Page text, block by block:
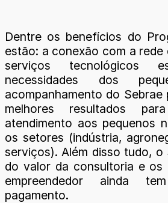
Dentre os benefícios do
estão: a conexão com a rede
serviços tecnológicos
necessidades dos
acompanhamento do Sebrae
melhores resultados
atendimento aos pequenos
os setores (indústria,
serviços). Além disso tudo, o
do valor da consultoria e
empreendedor ainda
pagamento.